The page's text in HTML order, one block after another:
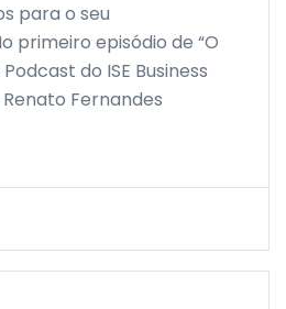
para o seu
primeiro episódio de “O
do ISE Business
Fernandes